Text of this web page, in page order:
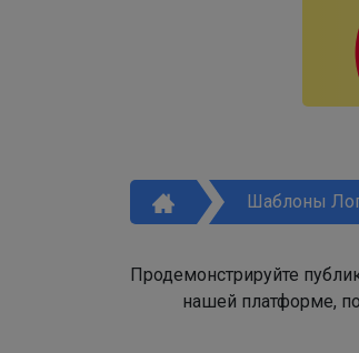
Шаблоны
Продемонстрируйте
нашей платформе,